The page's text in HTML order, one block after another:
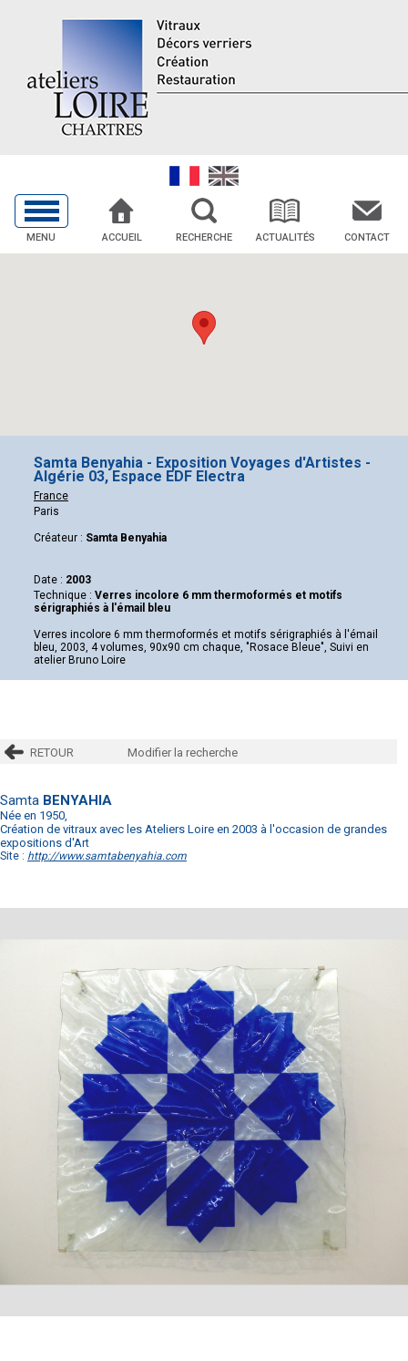
MENU ACCUEIL RECHERCHE ACTUALITÉS CONTACT
Samta Benyahia - Exposition Voyages d'Artistes -
Algérie 03, Espace EDF Electra
France
Paris
Créateur : Samta Benyahia
Date : 2003
Technique : Verres incolore 6 mm thermoformés et motifs
sérigraphiés à l'émail bleu
Verres incolore 6 mm thermoformés et motifs sérigraphiés à l'émail
bleu, 2003, 4 volumes, 90x90 cm chaque, "Rosace Bleue", Suivi en
atelier Bruno Loire
RETOUR Modifier la recherche
Samta BENYAHIA
Née en 1950,
Création de vitraux avec les Ateliers Loire en 2003 à l'occasion de grandes
expositions d'Art
Site : http://www.samtabenyahia.com